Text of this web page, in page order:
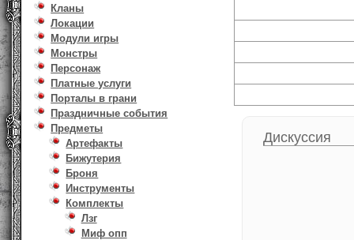
Кланы
Локации
Модули игры
Монстры
Персонаж
Платные услуги
Порталы в грани
Праздничные события
Предметы
Артефакты
Бижутерия
Броня
Инструменты
Комплекты
Лзг
Миф опп
Дискуссия